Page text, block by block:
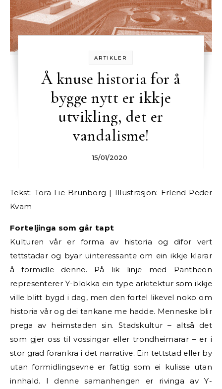
ARTIKLER
Å knuse historia for å
bygge nytt er ikkje
utvikling, det er
vandalisme!
15/01/2020
Tekst: Tora Lie Brunborg | Illustrasjon: Erlend Peder
Kvam
Forteljinga som går tapt
Kulturen vår er forma av historia og difor vert
tettstadar og byar uinteressante om ein ikkje klarar
å formidle denne. På lik linje med Pantheon
representerer Y-blokka ein type arkitektur som ikkje
ville blitt bygd i dag, men den fortel likevel noko om
historia vår og dei tankane me hadde. Menneske blir
prega av heimstaden sin. Stadskultur – altså det
som gjer oss til vossingar eller trondheimarar – er i
stor grad forankra i det narrative. Ein tettstad eller by
utan formidlingsevne er fattig som ei kulisse utan
innhald. I denne samanhengen er rivinga av Y-